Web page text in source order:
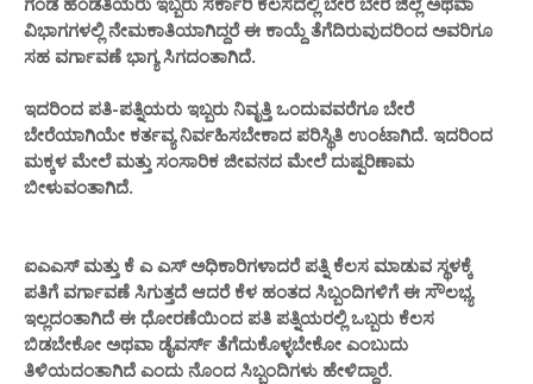
ವಿಭಾಗಗಳಲ್ಲಿ ನೇಮಕಾತಿಯಾಗಿದ್ದರೆ ಈ ಕಾಯ್ದೆ ತೆಗೆದಿರುವುದರಿಂದ ಅವರಿಗೂ
ಸಹ ವರ್ಗಾವಣೆ ಭಾಗ್ಯ ಸಿಗದಂತಾಗಿದೆ.
ಇದರಿಂದ ಪತಿ-ಪತ್ನಿಯರು ಇಬ್ಬರು ನಿವೃತ್ತಿ ಒಂದುವವರೆಗೂ ಬೇರೆ
ಬೇರೆಯಾಗಿಯೇ ಕರ್ತವ್ಯ ನಿರ್ವಹಿಸಬೇಕಾದ ಪರಿಸ್ಥಿತಿ ಉಂಟಾಗಿದೆ. ಇದರಿಂದ
ಮಕ್ಕಳ ಮೇಲೆ ಮತ್ತು ಸಂಸಾರಿಕ ಜೀವನದ ಮೇಲೆ ದುಷ್ಪರಿಣಾಮ
ಬೀಳುವಂತಾಗಿದೆ.
ಐಎಎಸ್ ಮತ್ತು ಕೆ ಎ ಎಸ್ ಅಧಿಕಾರಿಗಳಾದರೆ ಪತ್ನಿ ಕೆಲಸ ಮಾಡುವ ಸ್ಥಳಕ್ಕೆ
ಪತಿಗೆ ವರ್ಗಾವಣೆ ಸಿಗುತ್ತದೆ ಆದರೆ ಕೆಳ ಹಂತದ ಸಿಬ್ಬಂದಿಗಳಿಗೆ ಈ ಸೌಲಭ್ಯ
ಇಲ್ಲದಂತಾಗಿದೆ ಈ ಧೋರಣೆಯಿಂದ ಪತಿ ಪತ್ನಿಯರಲ್ಲಿ ಒಬ್ಬರು ಕೆಲಸ
ಬಿಡಬೇಕೋ ಅಥವಾ ಡೈವರ್ಸ್ ತೆಗೆದುಕೊಳ್ಳಬೇಕೋ ಎಂಬುದು
ತಿಳಿಯದಂತಾಗಿದೆ ಎಂದು ನೊಂದ ಸಿಬ್ಬಂದಿಗಳು ಹೇಳಿದ್ದಾರೆ.